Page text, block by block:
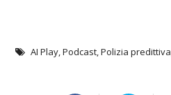
AI Play,Podcast,Polizia predittiva